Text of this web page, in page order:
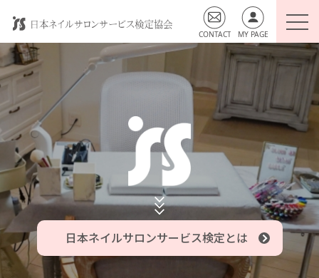
日本ネイルサロンサービス検定とは